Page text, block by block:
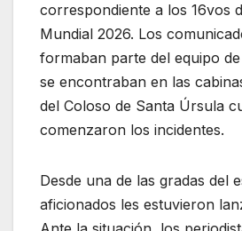
correspondiente a los 16vos
Mundial 2026. Los
formaban parte del equipo
se encontraban en las
del Coloso de Santa Úrsula
comenzaron los incidentes.
Desde una de las gradas del
aficionados les estuvieron